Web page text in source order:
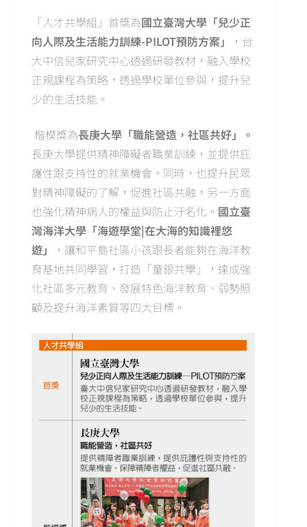
「人才共學組」首獎為國立臺灣大學「兒少正
向人際及生活能力訓練-PILOT預防方案」
，台
大中信兒家研究中心透過研發教材，融入學校
正規課程為策略，透過學校單位參與，提升兒
少的生活技能。
楷模獎為長庚大學「職能營造，社區共好」。
長庚大學提供精神障礙者職業訓練，並提供庇
護性跟支持性的就業機會。同時，也提升民眾
對精神障礙的了解，促進社區共融，另一方面
也強化精神病人的權益與防止汙名化。 國立臺
灣海洋大學「海遊學堂|在大海的知識裡悠
遊」
，讓和平島社區小孩跟長者能夠在海洋教
育基地共同學習，打造「童銀共學」，達成強
化社區多元教育、發展特色海洋教育、弱勢照
顧及提升海洋素質等四大目標。